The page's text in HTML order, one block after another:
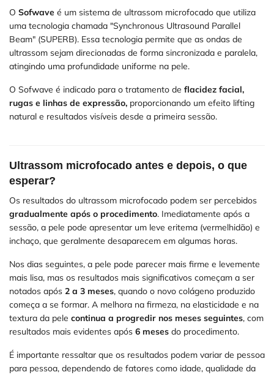
O Sofwave é um sistema de ultrassom microfocado que utiliza
uma tecnologia chamada "Synchronous Ultrasound Parallel
Beam" (SUPERB). Essa tecnologia permite que as ondas de
ultrassom sejam direcionadas de forma sincronizada e paralela,
atingindo uma profundidade uniforme na pele.
O Sofwave é indicado para o tratamento de flacidez facial,
rugas e linhas de expressão, proporcionando um efeito lifting
natural e resultados visíveis desde a primeira sessão.
Ultrassom microfocado antes e depois, o que
esperar?
Os resultados do ultrassom microfocado podem ser percebidos
gradualmente após o procedimento. Imediatamente após a
sessão, a pele pode apresentar um leve eritema (vermelhidão) e
inchaço, que geralmente desaparecem em algumas horas.
Nos dias seguintes, a pele pode parecer mais firme e levemente
mais lisa, mas os resultados mais significativos começam a ser
notados após 2 a 3 meses, quando o novo colágeno produzido
começa a se formar. A melhora na firmeza, na elasticidade e na
textura da pele continua a progredir nos meses seguintes, com
resultados mais evidentes após 6 meses do procedimento.
É importante ressaltar que os resultados podem variar de pessoa
para pessoa, dependendo de fatores como idade, qualidade da